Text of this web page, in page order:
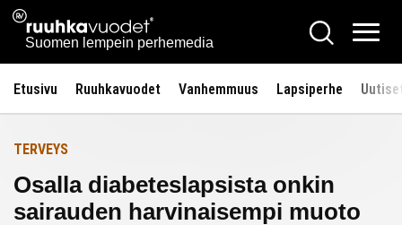
Siirry
sisältöön
Ruuhkavuodet.fi
Suomen lempein perhemedia
Hae
Etusivu Ruuhkavuodet Vanhemmuus Lapsiperhe
Etusivulle
TERVEYS
Osalla diabeteslapsista onkin
sairauden harvinaisempi muoto